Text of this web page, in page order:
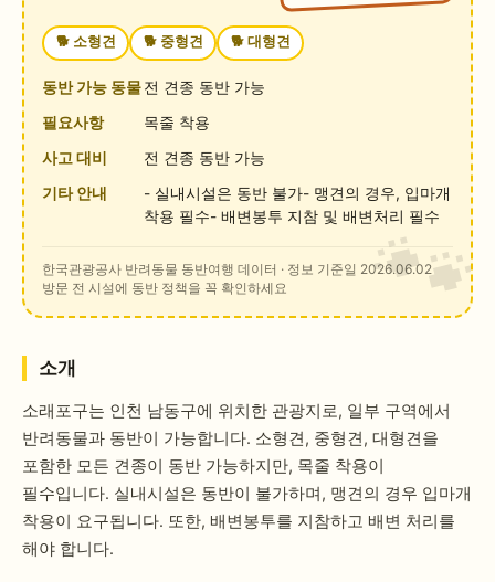
🐕 소형견 🐕 중형견 🐕 대형견
동반 가능 동물전 견종 동반 가능
필요사항
목줄 착용
사고 대비
전 견종 동반 가능
기타 안내
- 실내시설은 동반 불가- 맹견의 경우, 입마개
착용 필수- 배변봉투 지참 및 배변처리 필수
한국관광공사 반려동물 동반여행 데이터 · 정보 기준일 2026.06.02
방문 전 시설에 동반 정책을 꼭 확인하세요
소개
소래포구는 인천 남동구에 위치한 관광지로, 일부 구역에서
반려동물과 동반이 가능합니다. 소형견, 중형견, 대형견을
포함한 모든 견종이 동반 가능하지만, 목줄 착용이
필수입니다. 실내시설은 동반이 불가하며, 맹견의 경우 입마개
착용이 요구됩니다. 또한, 배변봉투를 지참하고 배변 처리를
해야 합니다.